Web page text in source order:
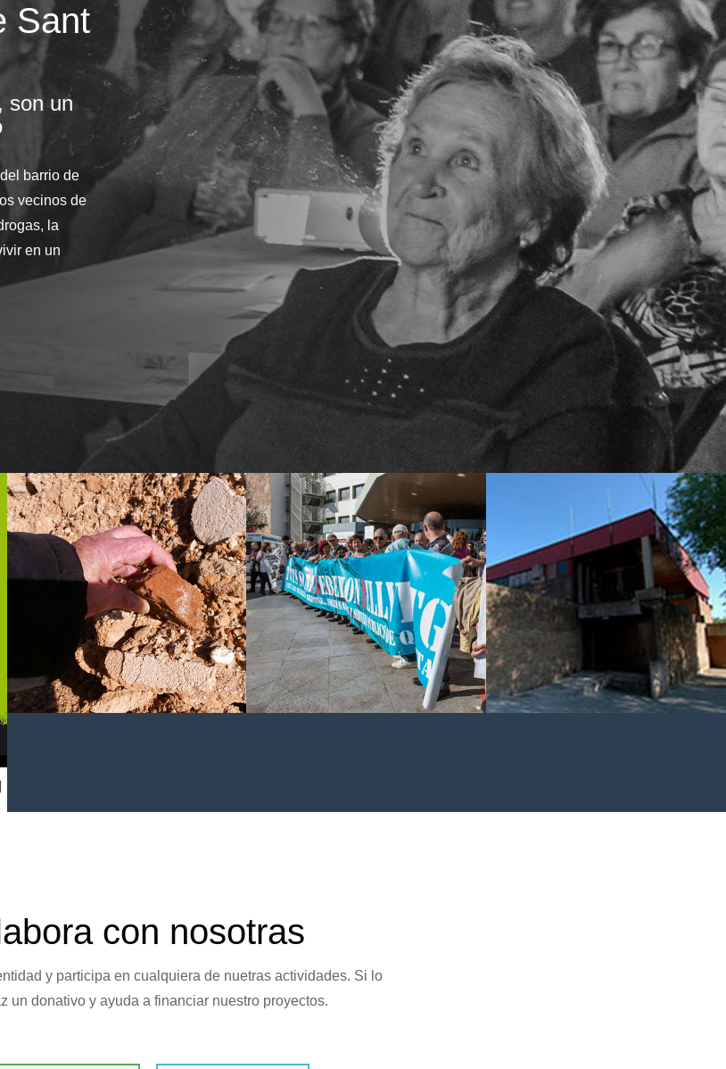
Sant
son un
barrio de
vecinos de
la
en un
con nosotras
y participa en cualquiera de nuetras actividades. Si lo
un donativo y ayuda a financiar nuestro proyectos.